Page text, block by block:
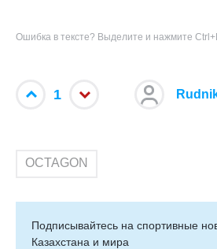
Ошибка в тексте? Выделите и нажмите
1
OCTAGON
Подписывайтесь на cпортивные
Казахстана и мира